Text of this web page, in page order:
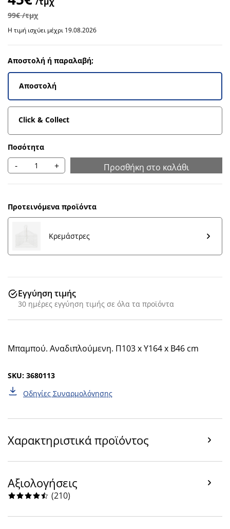
99€ /τμχ
Η τιμή ισχύει μέχρι 19.08.2026
Αποστολή ή παραλαβή;
Αποστολή
Click & Collect
Ποσότητα
- + Προσθήκη στο καλάθι
Προτεινόμενα προϊόντα
Κρεμάστρες
Εγγύηση τιμής
30 ημέρες εγγύηση τιμής σε όλα τα προϊόντα
Μπαμπού. Αναδιπλούμενη. Π103 x Υ164 x Β46 cm
SKU: 3680113
Οδηγίες Συναρμολόγησης
Χαρακτηριστικά προϊόντος
Αξιολογήσεις
(210)